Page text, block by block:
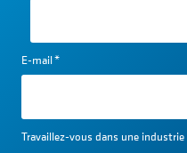
E-mail*
Travaillez-vous dans une